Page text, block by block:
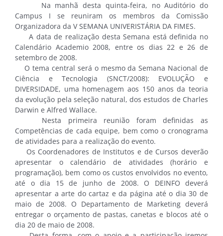
Na manhã desta quinta-feira, no Auditório do
Campus I se reuniram os membros da Comissão
Organizadora da V SEMANA UNIVERISTÁRIA DA FIMES.
A data de realização desta Semana está definida no
Calendário Academio 2008, entre os dias 22 e 26 de
setembro de 2008.
O tema central será o mesmo da Semana Nacional de
Ciência e Tecnologia (SNCT/2008): EVOLUÇÃO e
DIVERSIDADE, uma homenagem aos 150 anos da teoria
da evolução pela seleção natural, dos estudos de Charles
Darwin e Alfred Wallace.
Nesta primeira reunião foram definidas as
Competências de cada equipe, bem como o cronograma
de atividades para a realização do evento.
Os Coordenadores de Institutos e de Cursos deverão
apresentar o calendário de atividades (horário e
programação), bem como os custos envolvidos no evento,
até o dia 15 de junho de 2008. O DEINFO deverá
apresentar a arte do cartaz e da página até o dia 30 de
maio de 2008. O Departamento de Marketing deverá
entregar o orçamento de pastas, canetas e blocos até o
dia 20 de maio de 2008.